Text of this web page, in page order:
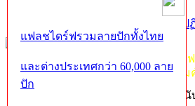
ป
กฏ-กติกา ห้ามจำหน่าย, จ่ายแจก ซอ
ไม่ว่าจะเป็นทางหน้าบอร์ด หรือหลังไ
หากท่านถูกในในผลงาน หรืออยากส
แฟลชไดร์ฟรวมลายปักทั้งไทย
และต่างประเทศกว่า 60,000 ลาย
ปัก